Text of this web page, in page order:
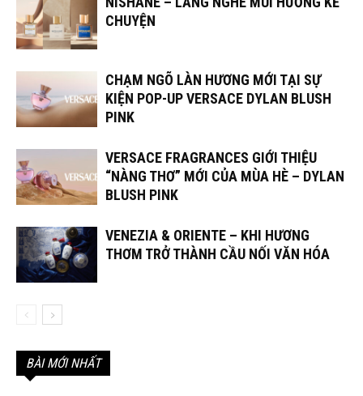
CHUYỆN
CHẠM NGÕ LÀN HƯƠNG MỚI TẠI SỰ
KIỆN POP-UP VERSACE DYLAN BLUSH
PINK
VERSACE FRAGRANCES GIỚI THIỆU
“NÀNG THƠ” MỚI CỦA MÙA HÈ – DYLAN
BLUSH PINK
VENEZIA & ORIENTE – KHI HƯƠNG
THƠM TRỞ THÀNH CẦU NỐI VĂN HÓA
BÀI MỚI NHẤT